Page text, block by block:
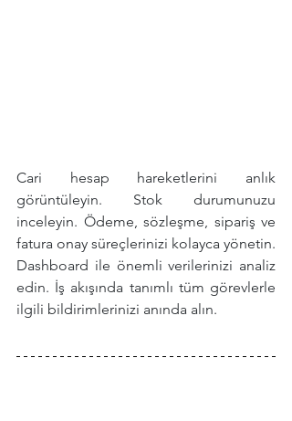
Cari hesap hareketlerini anlık
görüntüleyin. Stok durumunuzu
inceleyin. Ödeme, sözleşme, sipariş ve
fatura onay süreçlerinizi kolayca yönetin.
Dashboard ile önemli verilerinizi analiz
edin. İş akışında tanımlı tüm görevlerle
ilgili bildirimlerinizi anında alın.